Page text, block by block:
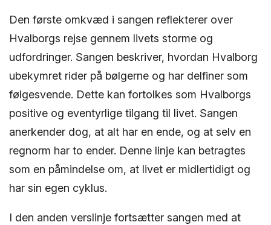
Den første omkvæd i sangen reflekterer over
Hvalborgs rejse gennem livets storme og
udfordringer. Sangen beskriver, hvordan Hvalborg
ubekymret rider på bølgerne og har delfiner som
følgesvende. Dette kan fortolkes som Hvalborgs
positive og eventyrlige tilgang til livet. Sangen
anerkender dog, at alt har en ende, og at selv en
regnorm har to ender. Denne linje kan betragtes
som en påmindelse om, at livet er midlertidigt og
har sin egen cyklus.
I den anden verslinje fortsætter sangen med at